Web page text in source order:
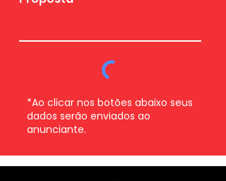
*Ao clicar nos botões abaixo seus
dados serão enviados ao
anunciante.